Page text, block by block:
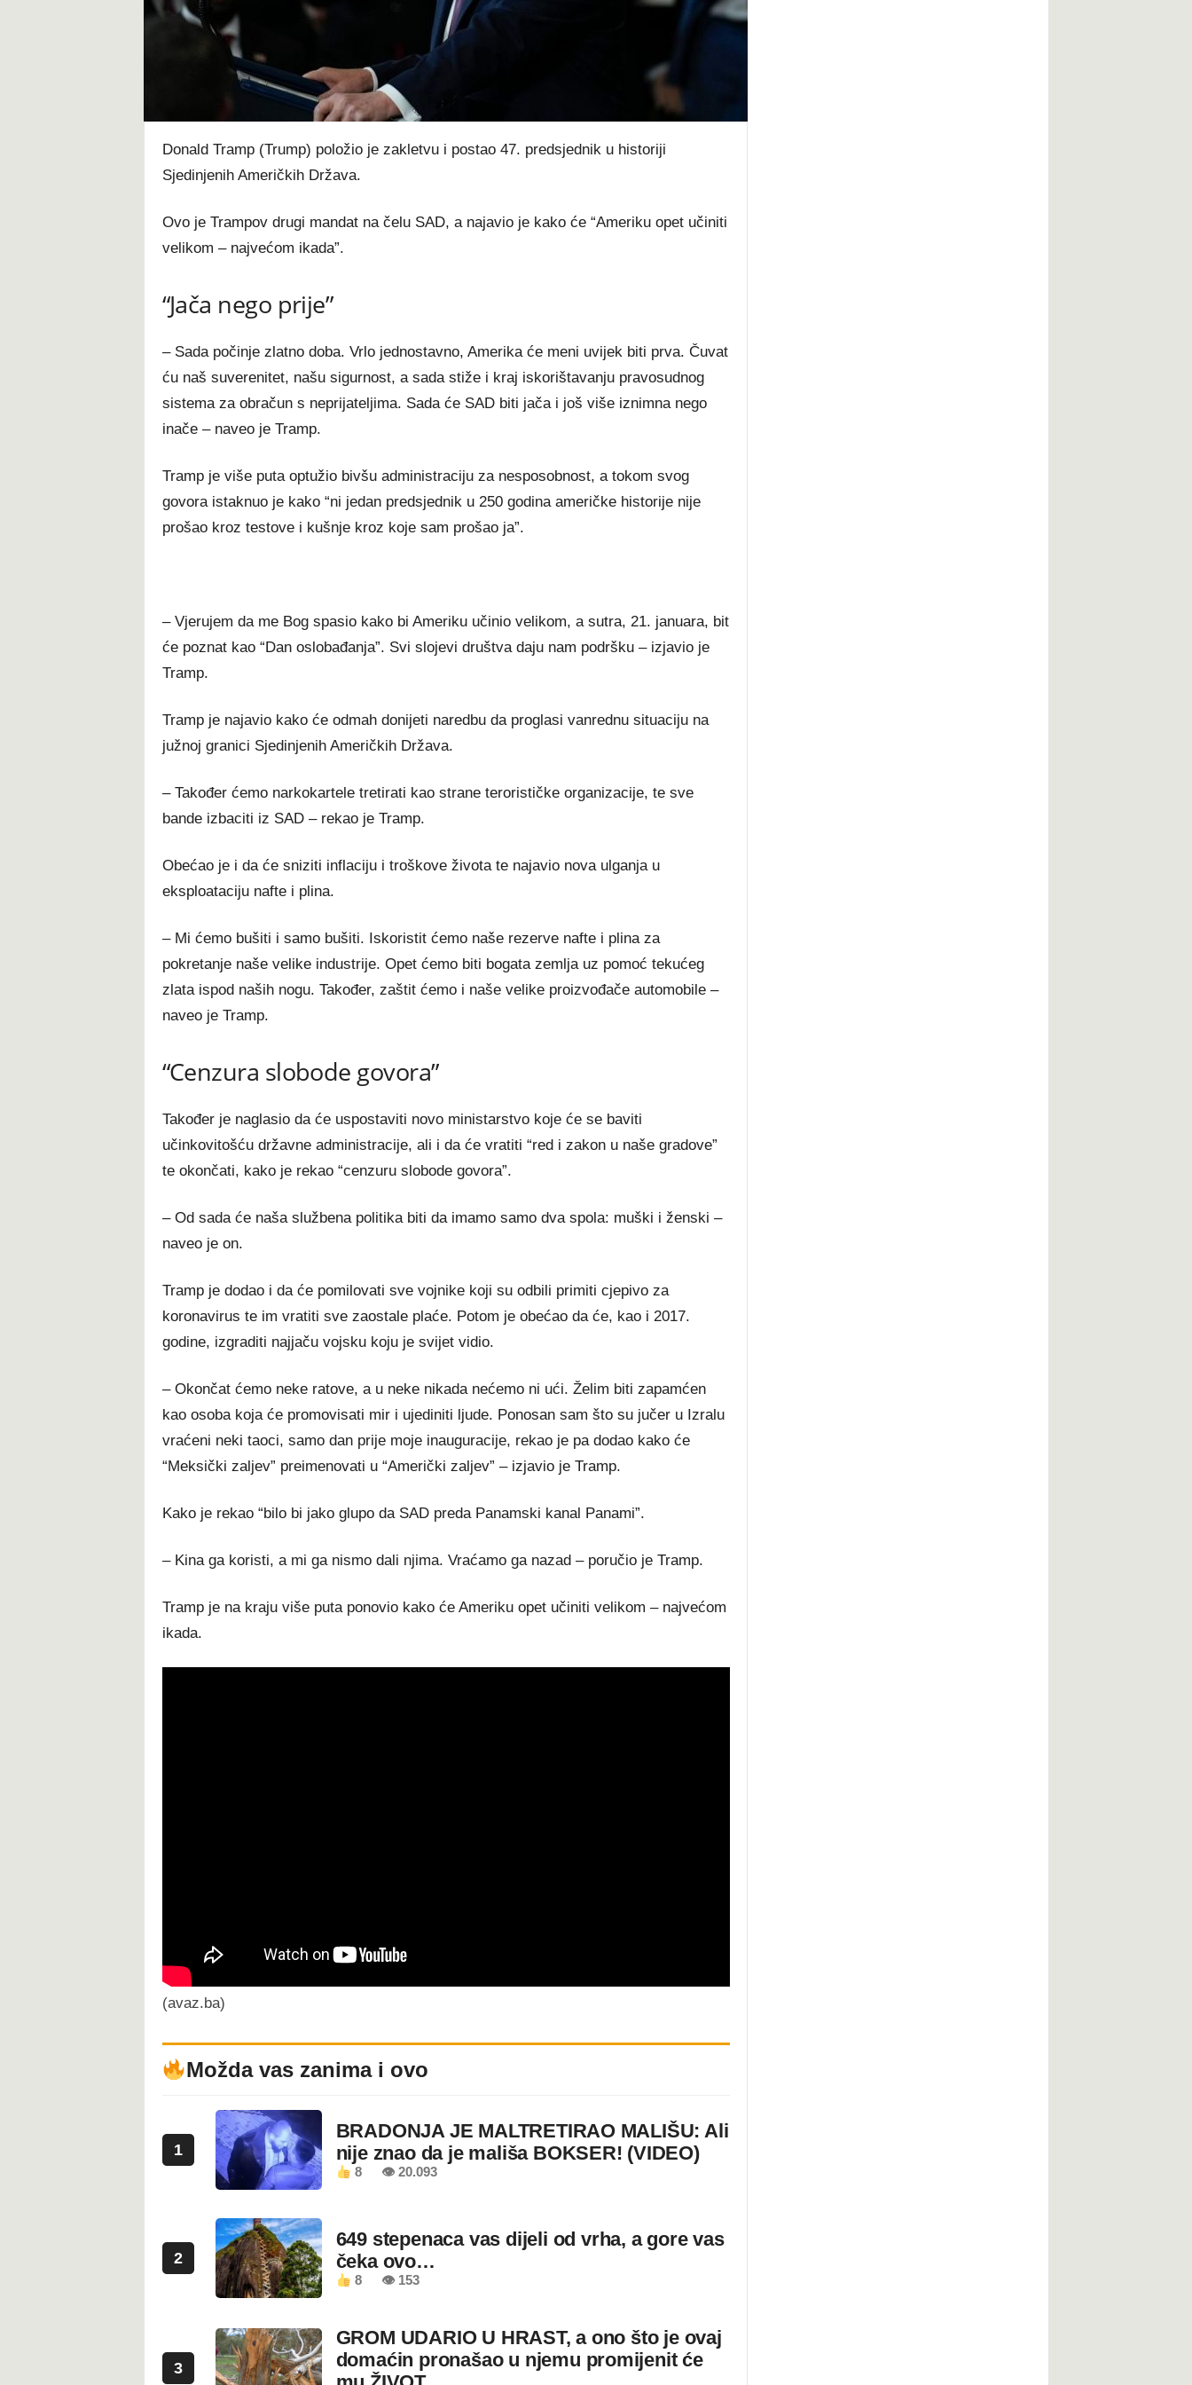
Donald Tramp (Trump) položio je zakletvu i postao 47. predsjednik u historiji
Sjedinjenih Američkih Država.
Ovo je Trampov drugi mandat na čelu SAD, a najavio je kako će “Ameriku opet učiniti
velikom – najvećom ikada”.
“Jača nego prije”
– Sada počinje zlatno doba. Vrlo jednostavno, Amerika će meni uvijek biti prva. Čuvat
ću naš suverenitet, našu sigurnost, a sada stiže i kraj iskorištavanju pravosudnog
sistema za obračun s neprijateljima. Sada će SAD biti jača i još više iznimna nego
inače – naveo je Tramp.
Tramp je više puta optužio bivšu administraciju za nesposobnost, a tokom svog
govora istaknuo je kako “ni jedan predsjednik u 250 godina američke historije nije
prošao kroz testove i kušnje kroz koje sam prošao ja”.
– Vjerujem da me Bog spasio kako bi Ameriku učinio velikom, a sutra, 21. januara, bit
će poznat kao “Dan oslobađanja”. Svi slojevi društva daju nam podršku – izjavio je
Tramp.
Tramp je najavio kako će odmah donijeti naredbu da proglasi vanrednu situaciju na
južnoj granici Sjedinjenih Američkih Država.
– Također ćemo narkokartele tretirati kao strane terorističke organizacije, te sve
bande izbaciti iz SAD – rekao je Tramp.
Obećao je i da će sniziti inflaciju i troškove života te najavio nova ulganja u
eksploataciju nafte i plina.
– Mi ćemo bušiti i samo bušiti. Iskoristit ćemo naše rezerve nafte i plina za
pokretanje naše velike industrije. Opet ćemo biti bogata zemlja uz pomoć tekućeg
zlata ispod naših nogu. Također, zaštit ćemo i naše velike proizvođače automobile –
naveo je Tramp.
“Cenzura slobode govora”
Također je naglasio da će uspostaviti novo ministarstvo koje će se baviti
učinkovitošću državne administracije, ali i da će vratiti “red i zakon u naše gradove”
te okončati, kako je rekao “cenzuru slobode govora”.
– Od sada će naša službena politika biti da imamo samo dva spola: muški i ženski –
naveo je on.
Tramp je dodao i da će pomilovati sve vojnike koji su odbili primiti cjepivo za
koronavirus te im vratiti sve zaostale plaće. Potom je obećao da će, kao i 2017.
godine, izgraditi najjaču vojsku koju je svijet vidio.
– Okončat ćemo neke ratove, a u neke nikada nećemo ni ući. Želim biti zapamćen
kao osoba koja će promovisati mir i ujediniti ljude. Ponosan sam što su jučer u Izralu
vraćeni neki taoci, samo dan prije moje inauguracije, rekao je pa dodao kako će
“Meksički zaljev” preimenovati u “Američki zaljev” – izjavio je Tramp.
Kako je rekao “bilo bi jako glupo da SAD preda Panamski kanal Panami”.
– Kina ga koristi, a mi ga nismo dali njima. Vraćamo ga nazad – poručio je Tramp.
Tramp je na kraju više puta ponovio kako će Ameriku opet učiniti velikom – najvećom
ikada.
(avaz.ba)
Možda vas zanima i ovo
1
BRADONJA JE MALTRETIRAO MALIŠU: Ali
nije znao da je mališa BOKSER! (VIDEO)
8 👁 20.093
2
649 stepenaca vas dijeli od vrha, a gore vas
čeka ovo…
8 👁 153
3
GROM UDARIO U HRAST, a ono što je ovaj
domaćin pronašao u njemu promijenit će